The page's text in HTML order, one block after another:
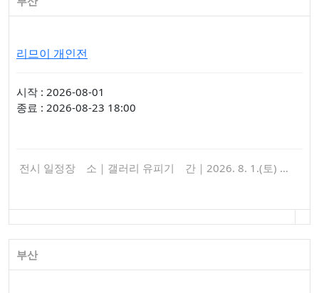
리므이 개인전
시작 : 2026-08-01
종료 : 2026-08-23 18:00
전시 일정장 소｜갤러리 유피기 간｜2026. 8. 1.(토) …
부산